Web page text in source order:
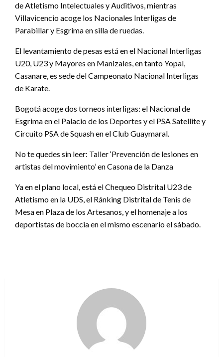
de Atletismo Intelectuales y Auditivos, mientras
Villavicencio acoge los Nacionales Interligas de
Parabillar y Esgrima en silla de ruedas.
El levantamiento de pesas está en el Nacional Interligas
U20, U23 y Mayores en Manizales, en tanto Yopal,
Casanare, es sede del Campeonato Nacional Interligas
de Karate.
Bogotá acoge dos torneos interligas: el Nacional de
Esgrima en el Palacio de los Deportes y el PSA Satellite y
Circuito PSA de Squash en el Club Guaymaral.
No te quedes sin leer: Taller ‘Prevención de lesiones en
artistas del movimiento’ en Casona de la Danza
Ya en el plano local, está el Chequeo Distrital U23 de
Atletismo en la UDS, el Ránking Distrital de Tenis de
Mesa en Plaza de los Artesanos, y el homenaje a los
deportistas de boccia en el mismo escenario el sábado.